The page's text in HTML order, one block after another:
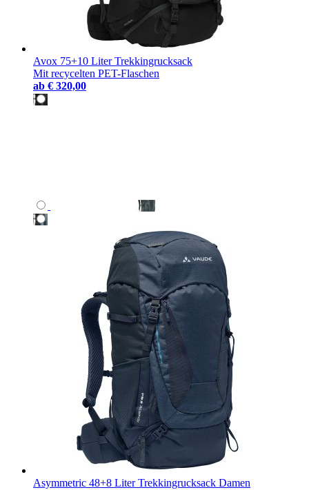
Avox 75+10 Liter Trekkingrucksack
Mit recycelten PET-Flaschen
ab € 320,00
Asymmetric 48+8 Liter Trekkingrucksack Damen